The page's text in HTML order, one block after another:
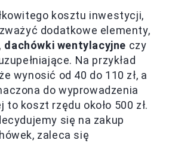
kosztu inwestycji,
dodatkowe elementy,
dachówki wentylacyjne czy
Na przykład
wynosić od 40 do 110 zł, a
do wyprowadzenia
koszt rzędu około 500 zł.
się na zakup
zaleca się